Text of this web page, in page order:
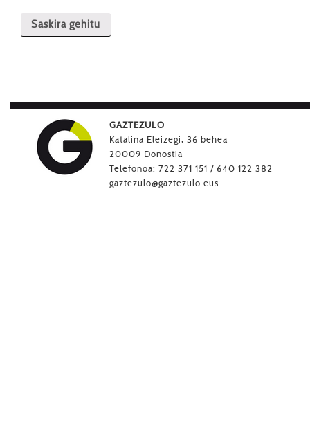
Saskira gehitu
GAZTEZULO
Katalina Eleizegi, 36 behea
20009 Donostia
Telefonoa: 722 371 151 / 640 122 382
gaztezulo@gaztezulo.eus